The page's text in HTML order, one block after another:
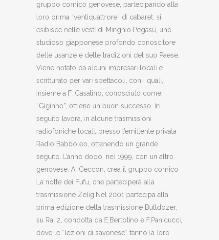
gruppo comico genovese, partecipando alla
loro prima “ventiquattrore” di cabaret: si
esibisce nelle vesti di Minghio Pegasù, uno
studioso giapponese profondo conoscitore
delle usanze e delle tradizioni del suo Paese.
Viene notato da alcuni impresari locali e
scritturato per vari spettacoli, con i quali,
insieme a F. Casalino, conosciuto come
“Giginho”, ottiene un buon successo. In
seguito lavora, in alcune trasmissioni
radiofoniche locali, presso l’emittente privata
Radio Babboleo, ottenendo un grande
seguito. L’anno dopo, nel 1999, con un altro
genovese, A. Ceccon, crea il gruppo comico
La notte dei Fufu, che parteciperà alla
trasmissione Zelig.Nel 2001 partecipa alla
prima edizione della trasmissione Bulldozer,
su Rai 2, condotta da E.Bertolino e F.Panicucci,
dove le “lezioni di savonese” fanno la loro